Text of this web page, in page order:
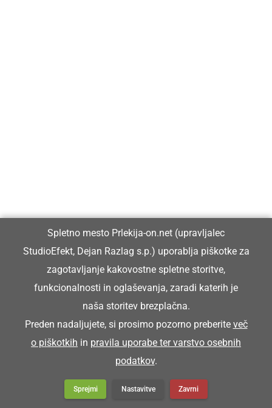
Spletno mesto Prlekija-on.net (upravljalec
StudioEfekt, Dejan Razlag s.p.) uporablja piškotke za
zagotavljanje kakovostne spletne storitve,
funkcionalnosti in oglaševanja, zaradi katerih je
naša storitev brezplačna.
Preden nadaljujete, si prosimo pozorno preberite več
o piškotkih in pravila uporabe ter varstvo osebnih
podatkov.
Sprejmi Nastavitve Zavrni